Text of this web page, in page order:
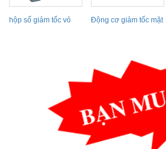
hộp số giảm tốc vỏ
Động cơ giảm tốc mặt